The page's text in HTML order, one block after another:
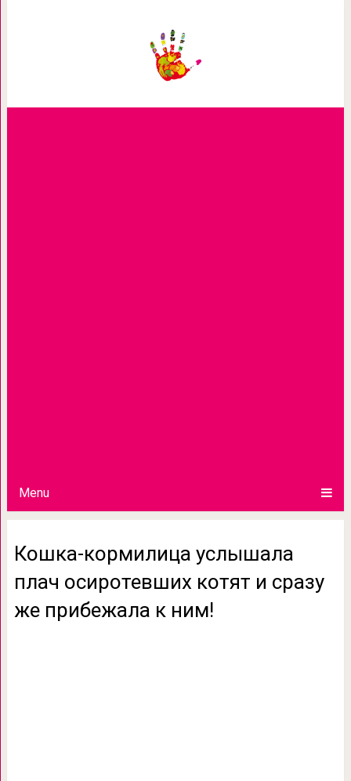
Menu
Кошка-кормилица услышала
плач осиротевших котят и сразу
же прибежала к ним!